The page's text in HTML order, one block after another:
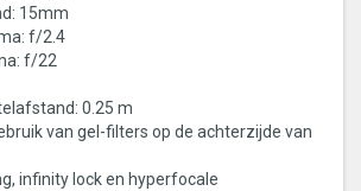
15mm
f/2.4
f/22
0.25 m
van gel-filters op de achterzijde van
infinity lock en hyperfocale